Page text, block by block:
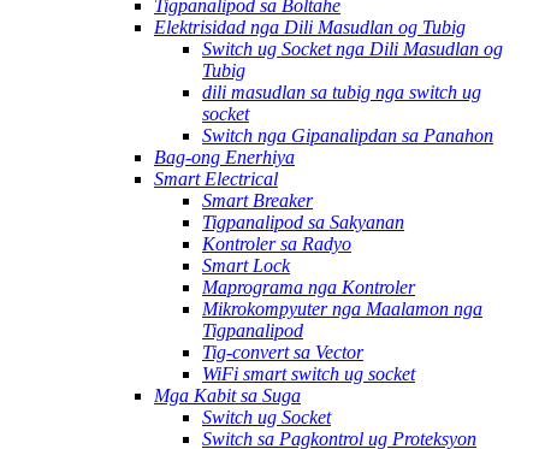
Tigpanalipod sa Boltahe
Elektrisidad nga Dili Masudlan og Tubig
Switch ug Socket nga Dili Masudlan og
Tubig
dili masudlan sa tubig nga switch ug
socket
Switch nga Gipanalipdan sa Panahon
Bag-ong Enerhiya
Smart Electrical
Smart Breaker
Tigpanalipod sa Sakyanan
Kontroler sa Radyo
Smart Lock
Maprograma nga Kontroler
Mikrokompyuter nga Maalamon nga
Tigpanalipod
Tig-convert sa Vector
WiFi smart switch ug socket
Mga Kabit sa Suga
Switch ug Socket
Switch sa Pagkontrol ug Proteksyon